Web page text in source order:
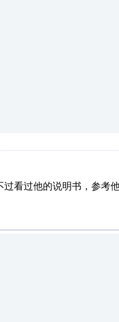
过看过他的说明书，参考